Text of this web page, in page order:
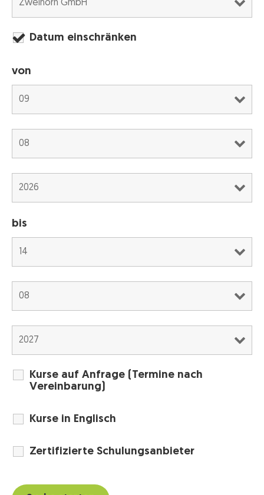
Datum einschränken
von
bis
Kurse auf Anfrage (Termine nach
Vereinbarung)
Kurse in Englisch
Zertifizierte Schulungsanbieter